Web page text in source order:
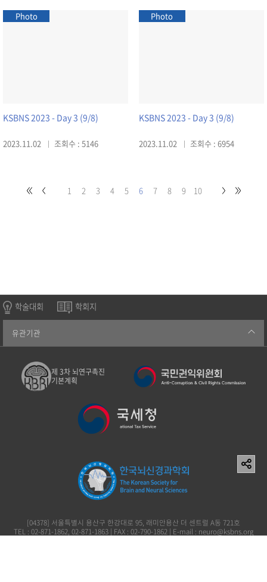
Photo
KSBNS 2023 - Day 3 (9/8)
2023.11.02 조회수 : 5146
Photo
KSBNS 2023 - Day 3 (9/8)
2023.11.02 조회수 : 6954
1 2 3 4 5 6 7 8 9 10
학술대회 학회지
유관기관
제 3차 뇌연구촉진
기본계획
[04378] 서울특별시 용산구 한강대로 95, 래미안용산 더 센트럴 A동 721호
TEL : 02-871-1862, 02-871-1863 | FAX : 02-790-1862 | E-mail : neuro@ksbns.org